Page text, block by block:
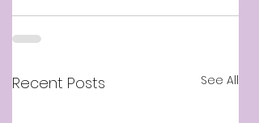
Recent Posts See All